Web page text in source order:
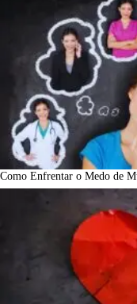
Como Enfrentar o Medo de